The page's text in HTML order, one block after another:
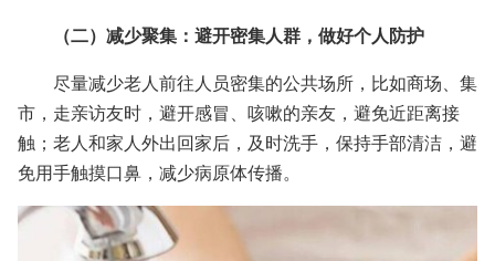
（二）减少聚集：避开密集人群，做好个人防护
尽量减少老人前往人员密集的公共场所，比如商场、集
市，走亲访友时，避开感冒、咳嗽的亲友，避免近距离接
触；老人和家人外出回家后，及时洗手，保持手部清洁，避
免用手触摸口鼻，减少病原体传播。